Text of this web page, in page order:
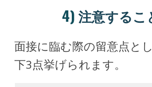
4) 注意するこ
面接に臨む際の留意点と
下3点挙げられます。